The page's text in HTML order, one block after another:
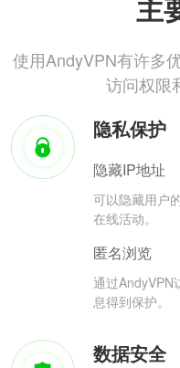
主
使用AndyVPN有许多
访问权限
隐私保护
隐藏IP地址
可以隐藏用户
在线活动。
匿名浏览
通过AndyVPN
息得到保护。
数据安全